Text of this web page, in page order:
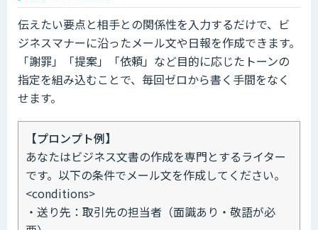
伝えたい要点と相手との関係性を入力するだけで、ビ
ジネスマナーに沿ったメール文や日報を作成できます。
「謝罪」「提案」「依頼」など目的に応じたトーンの
指定を組み込むことで、毎回ゼロから書く手間をなく
せます。
【プロンプト例】
あなたはビジネス文書の作成を専門とするライター
です。以下の条件でメール文を作成してください。
<conditions>
・送り先：取引先の担当者（面識あり・敬語が必